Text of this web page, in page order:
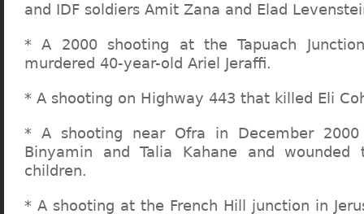
and IDF soldiers Amit Zana and Elad
* A 2000 shooting at the Tapuach
murdered 40-year-old Ariel Jeraffi.
* A shooting on Highway 443 that killed Eli
* A shooting near Ofra in December
Binyamin and Talia Kahane and
children.
* A shooting at the French Hill junction in